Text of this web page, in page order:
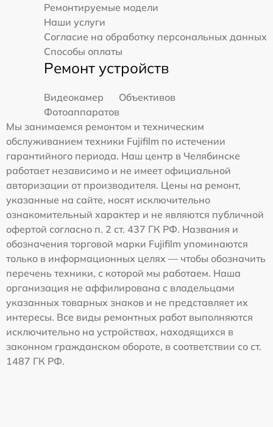
Ремонтируемые модели
Наши услуги
Согласие на обработку персональных данных
Способы оплаты
Ремонт устройств
Видеокамер
Объективов
Фотоаппаратов
Мы занимаемся ремонтом и техническим
обслуживанием техники Fujifilm по истечении
гарантийного периода. Наш центр в Челябинске
работает независимо и не имеет официальной
авторизации от производителя. Цены на ремонт,
указанные на сайте, носят исключительно
ознакомительный характер и не являются публичной
офертой согласно п. 2 ст. 437 ГК РФ. Названия и
обозначения торговой марки Fujifilm упоминаются
только в информационных целях — чтобы обозначить
перечень техники, с которой мы работаем. Наша
организация не аффилирована с владельцами
указанных товарных знаков и не представляет их
интересы. Все виды ремонтных работ выполняются
исключительно на устройствах, находящихся в
законном гражданском обороте, в соответствии со ст.
1487 ГК РФ.